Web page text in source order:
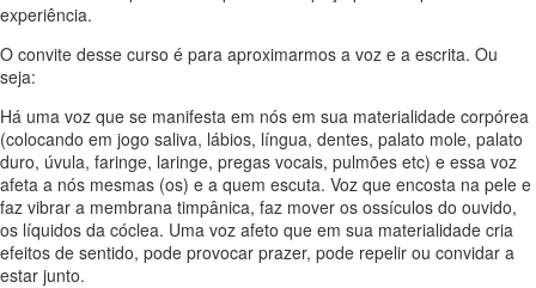
experiência.
O convite desse curso é para aproximarmos a voz e a escrita. Ou
seja:
Há uma voz que se manifesta em nós em sua materialidade corpórea
(colocando em jogo saliva, lábios, língua, dentes, palato mole, palato
duro, úvula, faringe, laringe, pregas vocais, pulmões etc) e essa voz
afeta a nós mesmas (os) e a quem escuta. Voz que encosta na pele e
faz vibrar a membrana timpânica, faz mover os ossículos do ouvido,
os líquidos da cóclea. Uma voz afeto que em sua materialidade cria
efeitos de sentido, pode provocar prazer, pode repelir ou convidar a
estar junto.